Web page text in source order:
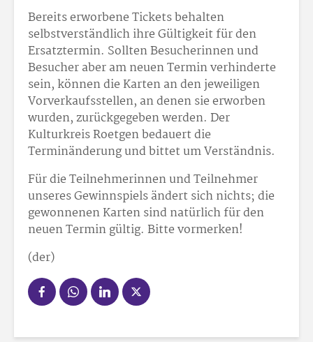
Bereits erworbene Tickets behalten
selbstverständlich ihre Gültigkeit für den
Ersatztermin. Sollten Besucherinnen und
Besucher aber am neuen Termin verhinderte
sein, können die Karten an den jeweiligen
Vorverkaufsstellen, an denen sie erworben
wurden, zurückgegeben werden. Der
Kulturkreis Roetgen bedauert die
Terminänderung und bittet um Verständnis.
Für die Teilnehmerinnen und Teilnehmer
unseres Gewinnspiels ändert sich nichts; die
gewonnenen Karten sind natürlich für den
neuen Termin gültig. Bitte vormerken!
(der)